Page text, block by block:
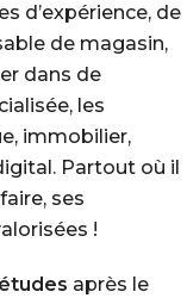
d’expérience, de
de magasin,
dans de
les
immobilier,
Partout où il
ses
!
après le